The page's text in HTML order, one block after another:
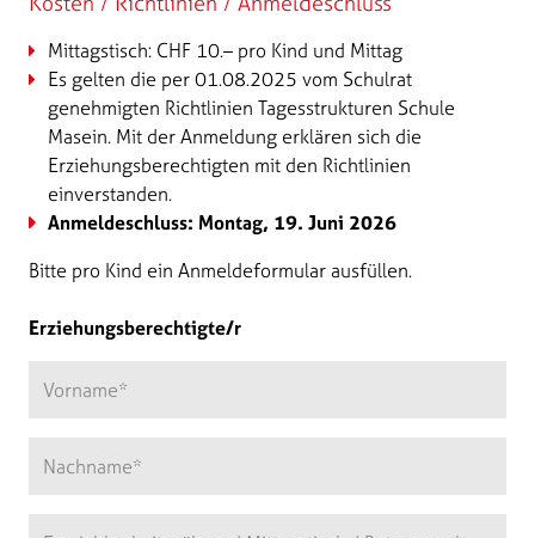
Mittagstisch: CHF 10.– pro Kind und Mittag
Es gelten die per 01.08.2025 vom Schulrat
genehmigten Richtlinien Tagesstrukturen Schule
Masein. Mit der Anmeldung erklären sich die
Erziehungsberechtigten mit den Richtlinien
einverstanden.
Anmeldeschluss: Montag, 19. Juni 2026
Bitte pro Kind ein Anmeldeformular ausfüllen.
Erziehungsberechtigte/r